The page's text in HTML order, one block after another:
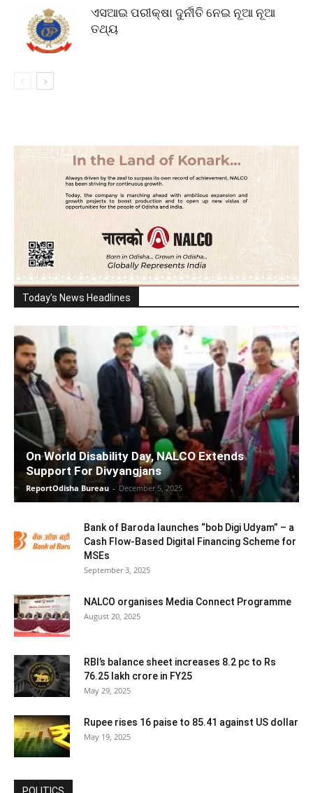
ଏସଆଇ ପରୀକ୍ଷା ଦୁର୍ନୀତି ନେଇ ନୂଆ ନୂଆ
ତଥ୍ୟ
Today's News Headlines
On World Disability Day, NALCO Extends
Support For Divyangjans
ReportOdisha Bureau - December 5, 2025
Bank of Baroda launches “bob Digi Udyam” – a
Cash Flow-Based Digital Financing Scheme for
MSEs
September 3, 2025
NALCO organises Media Connect Programme
August 20, 2025
RBI’s balance sheet increases 8.2 pc to Rs
76.25 lakh crore in FY25
May 29, 2025
Rupee rises 16 paise to 85.41 against US dollar
May 19, 2025